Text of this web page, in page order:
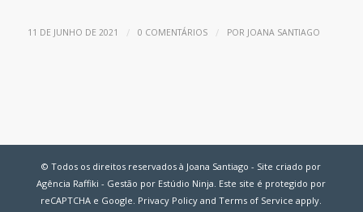
11 DE JUNHO DE 2021 / 0 COMENTÁRIOS / POR JOANA SANTIAGO
© Todos os direitos reservados à Joana Santiago - Site criado por
Agência Raffiki - Gestão por Estúdio Ninja. Este site é protegido por
reCAPTCHA e Google. Privacy Policy andTerms of Service apply.